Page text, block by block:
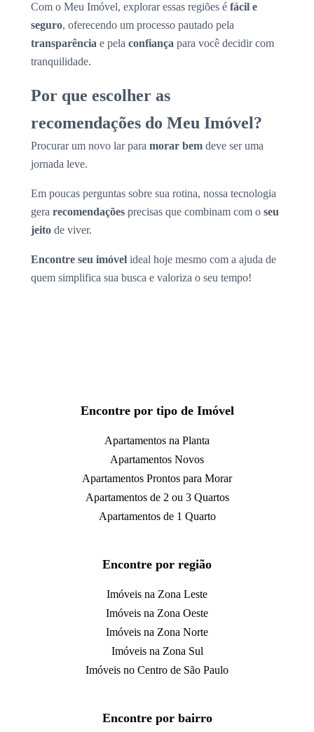
Com o Meu Imóvel, explorar essas regiões é fácil e
seguro, oferecendo um processo pautado pela
transparência e pela confiança para você decidir com
tranquilidade.
Por que escolher as
recomendações do Meu Imóvel?
Procurar um novo lar para morar bem deve ser uma
jornada leve.
Em poucas perguntas sobre sua rotina, nossa tecnologia
gera recomendações precisas que combinam com o seu
jeito de viver.
Encontre seu imóvel ideal hoje mesmo com a ajuda de
quem simplifica sua busca e valoriza o seu tempo!
Encontre por tipo de Imóvel
Apartamentos na Planta
Apartamentos Novos
Apartamentos Prontos para Morar
Apartamentos de 2 ou 3 Quartos
Apartamentos de 1 Quarto
Encontre por região
Imóveis na Zona Leste
Imóveis na Zona Oeste
Imóveis na Zona Norte
Imóveis na Zona Sul
Imóveis no Centro de São Paulo
Encontre por bairro